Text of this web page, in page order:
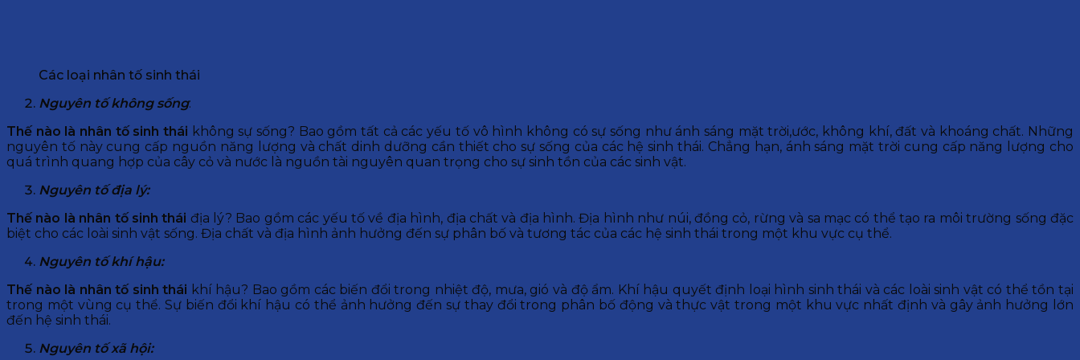
Các loại nhân tố sinh thái
Nguyên tố không sống:
Thế nào là nhân tố sinh thái không sự sống? Bao gồm tất cả các yếu tố vô hình không có sự sống như ánh sáng mặt trời,ước, không khí, đất và khoáng chất. Những
nguyên tố này cung cấp nguồn năng lượng và chất dinh dưỡng cần thiết cho sự sống của các hệ sinh thái. Chẳng hạn, ánh sáng mặt trời cung cấp năng lượng cho
quá trình quang hợp của cây cỏ và nước là nguồn tài nguyên quan trọng cho sự sinh tồn của các sinh vật.
Nguyên tố địa lý:
Thế nào là nhân tố sinh thái địa lý? Bao gồm các yếu tố về địa hình, địa chất và địa hình. Địa hình như núi, đồng cỏ, rừng và sa mạc có thể tạo ra môi trường sống đặc
biệt cho các loài sinh vật sống. Địa chất và địa hình ảnh hưởng đến sự phân bố và tương tác của các hệ sinh thái trong một khu vực cụ thể.
Nguyên tố khí hậu:
Thế nào là nhân tố sinh thái khí hậu? Bao gồm các biến đổi trong nhiệt độ, mưa, gió và độ ẩm. Khí hậu quyết định loại hình sinh thái và các loài sinh vật có thể tồn tại
trong một vùng cụ thể. Sự biến đổi khí hậu có thể ảnh hưởng đến sự thay đổi trong phân bố động và thực vật trong một khu vực nhất định và gây ảnh hưởng lớn
đến hệ sinh thái.
Nguyên tố xã hội: